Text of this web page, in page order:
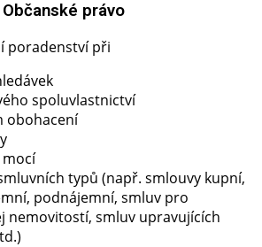
Občanské právo​
poradenství při
spoluvlastnictví
obohacení
typů (např. smlouvy kupní,
podnájemní, smluv pro
nemovitostí, smluv upravujících